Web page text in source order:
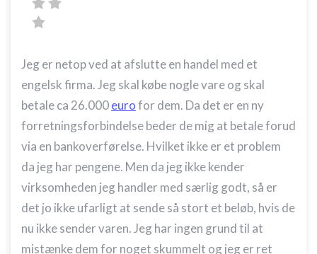
Jeg er netop ved at afslutte en handel med et
engelsk firma. Jeg skal købe nogle vare og skal
betale ca 26.000eurofor dem. Da det er en ny
forretningsforbindelse beder de mig at betale forud
via en bankoverførelse. Hvilket ikke er et problem
da jeg har pengene. Men da jeg ikke kender
virksomheden jeg handler med særlig godt, så er
det jo ikke ufarligt at sende så stort et beløb, hvis de
nu ikke sender varen. Jeg har ingen grund til at
mistænke dem for noget skummelt og jeg er ret